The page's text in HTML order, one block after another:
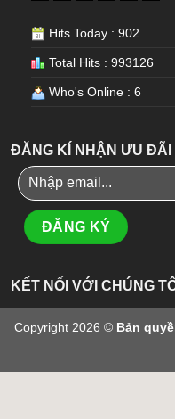
Hits Today : 902
Total Hits : 993126
Who's Online : 6
ĐĂNG KÍ NHẬN ƯU ĐÃI
KẾT NỐI VỚI CHÚNG
Copyright 2026 © Bản